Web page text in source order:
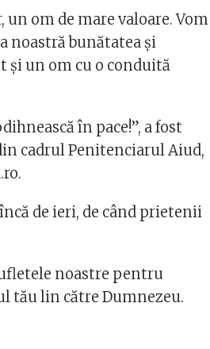
om de mare valoare. Vom
noastră bunătatea și
și un om cu o conduită
în pace!”, a fost
cadrul Penitenciarul Aiud,
de ieri, de când prietenii
noastre pentru
tău lin către Dumnezeu.